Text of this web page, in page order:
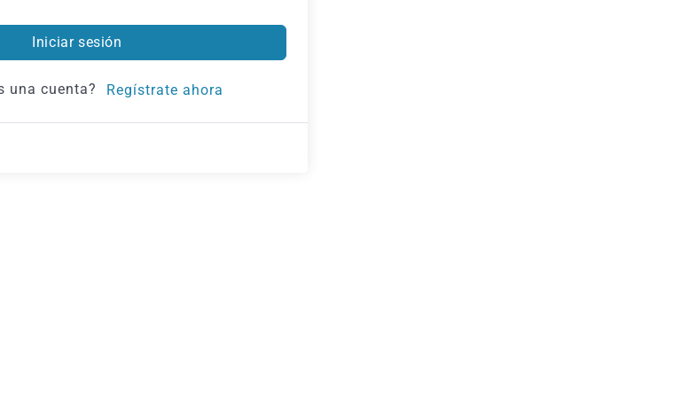
Iniciar sesión
una cuenta? Regístrate ahora